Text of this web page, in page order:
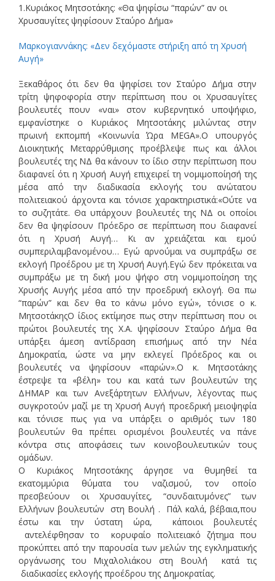
1.Κυριάκος Μητσοτάκης: «Θα ψηφίσω “παρών” αν οι
Χρυσαυγίτες ψηφίσουν Σταύρο Δήμα»
Μαρκογιαννάκης: «Δεν δεχόμαστε στήριξη από τη Χρυσή
Αυγή»
Ξεκαθάρος ότι δεν θα ψηφίσει τον Σταύρο Δήμα στην
τρίτη ψηφοφορία στην περίπτωση που οι Χρυσαυγίτες
βουλευτές πουν «ναι» στον κυβερνητικό υποψήφιο,
εμφανίστηκε ο Κυριάκος Μητσοτάκης μιλώντας στην
πρωινή εκπομπή «Κοινωνία Ώρα MEGA».Ο υπουργός
Διοικητικής Μεταρρύθμισης προέβλεψε πως και άλλοι
βουλευτές της ΝΔ θα κάνουν το ίδιο στην περίπτωση που
διαφανεί ότι η Χρυσή Αυγή επιχειρεί τη νομιμοποίησή της
μέσα από την διαδικασία εκλογής του ανώτατου
πολιτειακού άρχοντα και τόνισε χαρακτηριστικά:«Ούτε να
το συζητάτε. Θα υπάρχουν βουλευτές της ΝΔ οι οποίοι
δεν θα ψηφίσουν Πρόεδρο σε περίπτωση που διαφανεί
ότι η Χρυσή Αυγή… Κι αν χρειάζεται και εμού
συμπεριλαμβανομένου… Εγώ αρνούμαι να συμπράξω σε
εκλογή Προέδρου με τη Χρυσή Αυγή.Εγώ δεν πρόκειται να
συμπράξω με τη δική μου ψήφο στη νομιμοποίηση της
Χρυσής Αυγής μέσα από την προεδρική εκλογή. Θα πω
“παρών” και δεν θα το κάνω μόνο εγώ», τόνισε ο κ.
ΜητσοτάκηςΟ ίδιος εκτίμησε πως στην περίπτωση που οι
πρώτοι βουλευτές της Χ.Α. ψηφίσουν Σταύρο Δήμα θα
υπάρξει άμεση αντίδραση επισήμως από την Νέα
Δημοκρατία, ώστε να μην εκλεγεί Πρόεδρος και οι
βουλευτές να ψηφίσουν «παρών».Ο κ. Μητσοτάκης
έστρεψε τα «βέλη» του και κατά των βουλευτών της
ΔΗΜΑΡ και των Ανεξάρτητων Ελλήνων, λέγοντας πως
συγκροτούν μαζί με τη Χρυσή Αυγή προεδρική μειοψηφία
και τόνισε πως για να υπάρξει ο αριθμός των 180
βουλευτών θα πρέπει ορισμένοι βουλευτές να πάνε
κόντρα στις αποφάσεις των κοινοβουλευτικών τους
ομάδων.
O Κυριάκος Μητσοτάκης άργησε να θυμηθεί τα
εκατομμύρια θύματα του ναζισμού, τον οποίο
πρεσβεύουν οι Χρυσαυγίτες, “συνδαιτυμόνες” των
Ελλήνων βουλευτών στη Βουλή . Πάλ καλά, βέβαια,που
έστω και την ύστατη ώρα, κάποιοι βουλευτές
αντελέφθησαν το κορυφαίο πολιτειακό ζήτημα που
προκύπτει από την παρουσία των μελών της εγκληματικής
οργάνωσης του Μιχαλολιάκου στη Βουλή κατά τις
διαδικασίες εκλογής προέδρου της Δημοκρατίας.